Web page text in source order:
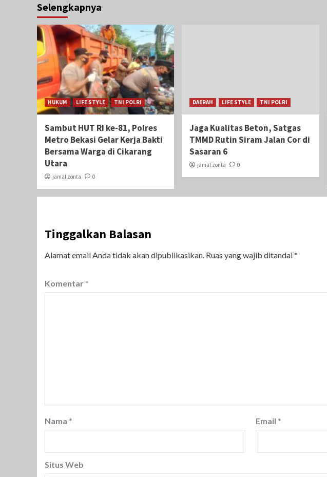
Selengkapnya
HUKUM LIFE STYLE TNI POLRI
Sambut HUT RI ke-81, Polres
Metro Bekasi Gelar Kerja Bakti
Bersama Warga di Cikarang
Utara
jamal zonta 0
DAERAH LIFE STYLE TNI POLRI
Jaga Kualitas Beton, Satgas
TMMD Rutin Siram Jalan Cor di
Sasaran 6
jamal zonta 0
Tinggalkan Balasan
Alamat email Anda tidak akan dipublikasikan. Ruas yang wajib ditandai*
Komentar *
Nama * Email *
Situs Web